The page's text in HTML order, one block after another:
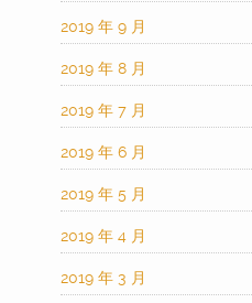
2019 年 9 月
2019 年 8 月
2019 年 7 月
2019 年 6 月
2019 年 5 月
2019 年 4 月
2019 年 3 月